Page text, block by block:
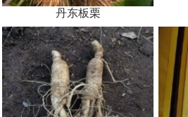
丹东板栗